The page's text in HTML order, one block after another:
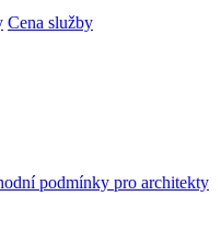
Cena služby
podmínky pro architekty